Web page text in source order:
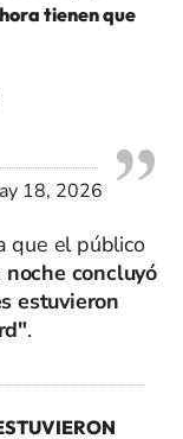
tienen que
18, 2026
que el público
noche concluyó
estuvieron
.